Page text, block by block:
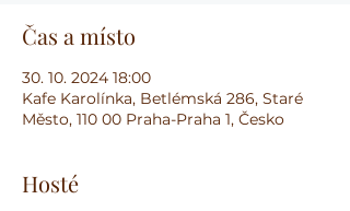
Čas a místo
30. 10. 2024 18:00
Kafe Karolínka, Betlémská 286, Staré
Město, 110 00 Praha-Praha 1, Česko
Hosté